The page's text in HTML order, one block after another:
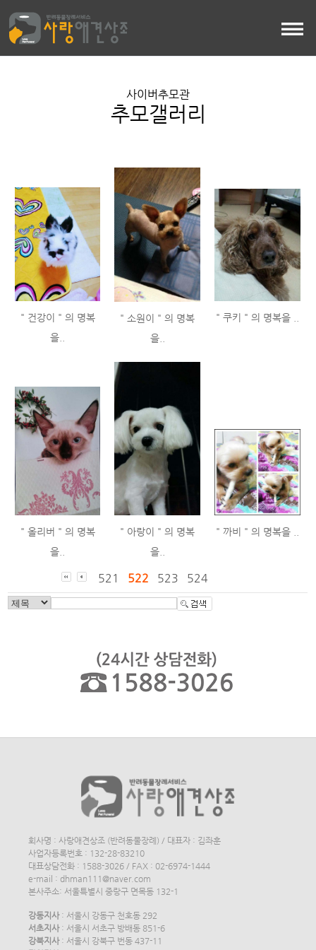
사이버추모관
추모갤러리
" 건강이 " 의 명복
을..
" 소원이 " 의 명복
을..
" 쿠키 " 의 명복을 ..
" 올리버 " 의 명복
을..
" 아랑이 " 의 명복
을..
" 까비 " 의 명복을 ..
521 522 523 524
회사명 : 사랑애견상조 (반려동물장례) / 대표자 : 김좌훈
사업자등록번호 : 132-28-83210
대표상담전화 : 1588-3026 / FAX : 02-6974-1444
e-mail : dhman111@naver.com
본사주소: 서울특별시 중랑구 면목동 132-1
강동지사: 서울시 강동구 천호동 292
서초지사: 서울시 서초구 방배동 851-6
강북지사: 서울시 강북구 번동 437-11